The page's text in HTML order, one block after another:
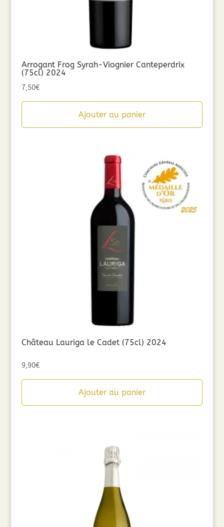
Arrogant Frog Syrah-Viognier Canteperdrix
(75cl) 2024
7,50€
Ajouter au panier
Château Lauriga le Cadet (75cl) 2024
9,90€
Ajouter au panier